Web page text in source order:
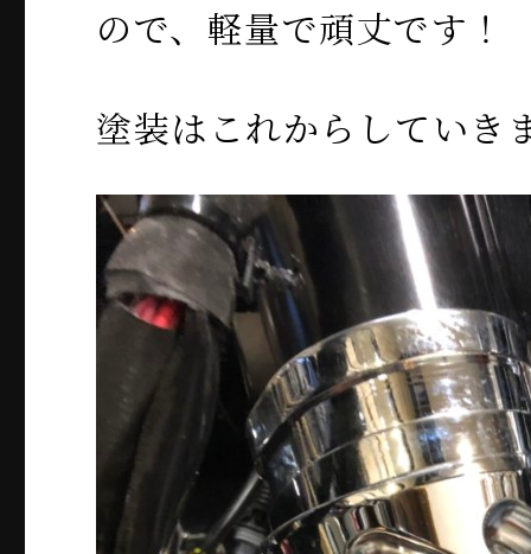
ので、軽量で頑丈です！
塗装はこれからしていき